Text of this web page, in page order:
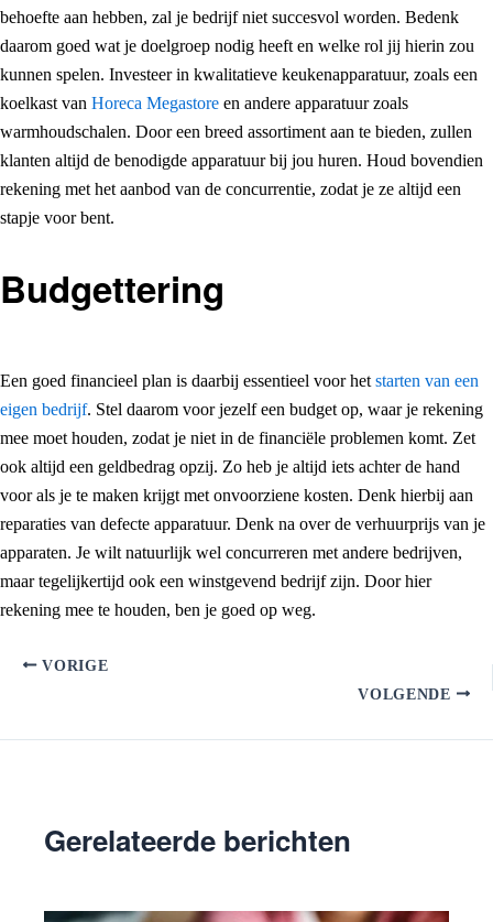
behoefte aan hebben, zal je bedrijf niet succesvol worden. Bedenk
daarom goed wat je doelgroep nodig heeft en welke rol jij hierin zou
kunnen spelen. Investeer in kwalitatieve keukenapparatuur, zoals een
koelkast van Horeca Megastore en andere apparatuur zoals
warmhoudschalen. Door een breed assortiment aan te bieden, zullen
klanten altijd de benodigde apparatuur bij jou huren. Houd bovendien
rekening met het aanbod van de concurrentie, zodat je ze altijd een
stapje voor bent.
Budgettering
Een goed financieel plan is daarbij essentieel voor het starten van een
eigen bedrijf. Stel daarom voor jezelf een budget op, waar je rekening
mee moet houden, zodat je niet in de financiële problemen komt. Zet
ook altijd een geldbedrag opzij. Zo heb je altijd iets achter de hand
voor als je te maken krijgt met onvoorziene kosten. Denk hierbij aan
reparaties van defecte apparatuur. Denk na over de verhuurprijs van je
apparaten. Je wilt natuurlijk wel concurreren met andere bedrijven,
maar tegelijkertijd ook een winstgevend bedrijf zijn. Door hier
rekening mee te houden, ben je goed op weg.
VORIGE
VOLGENDE
Gerelateerde berichten